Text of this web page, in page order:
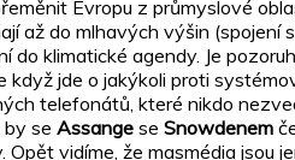
Evropu z průmyslové
až do mlhavých výšin
klimatické agendy. Je
jde o jakýkoli proti
telefonátů, které nikdo
se Assange se Snowdenem
vidíme, že masmédia jsou